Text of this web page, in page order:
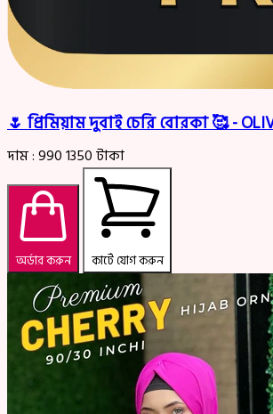
🌷 প্রিমিয়াম দুবাই চেরি বোরকা 🥰 -
দাম :9901350টাকা
অর্ডার করুন কার্টে যোগ করুন